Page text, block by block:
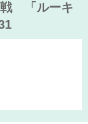
戦 「ルーキ